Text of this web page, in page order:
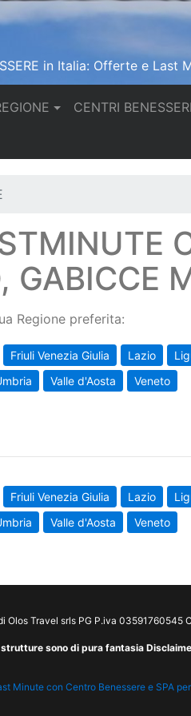
in Italia: Offerte e Last
CENTRI
GABICCE
Regione preferita:
Friuli Venezia Giulia Lazio
Valle d'Aosta Veneto
Friuli Venezia Giulia Lazio
Valle d'Aosta Veneto
Olos Travel srls PG P.iva 03591760545
strutture sono di pura fantasia
Minute con Centro Benessere e SPA